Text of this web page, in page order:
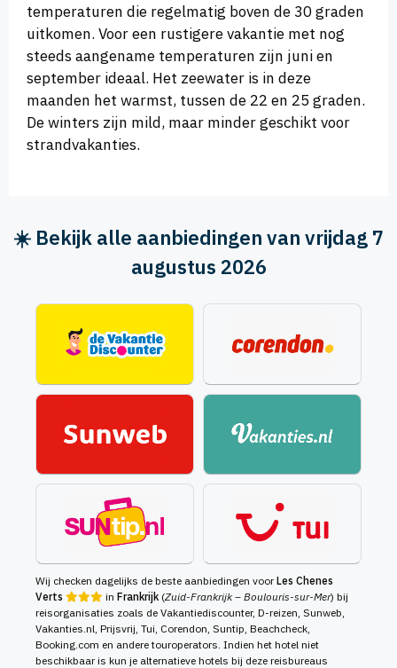
temperaturen die regelmatig boven de 30 graden
uitkomen. Voor een rustigere vakantie met nog
steeds aangename temperaturen zijn juni en
september ideaal. Het zeewater is in deze
maanden het warmst, tussen de 22 en 25 graden.
De winters zijn mild, maar minder geschikt voor
strandvakanties.
☀️ Bekijk alle aanbiedingen van vrijdag 7
augustus 2026
Wij checken dagelijks de beste aanbiedingen voorLes Chenes
Verts
in Frankrijk (Zuid-Frankrijk – Boulouris-sur-Mer) bij
reisorganisaties zoals de Vakantiediscounter, D-reizen, Sunweb,
Vakanties.nl, Prijsvrij, Tui, Corendon, Suntip, Beachcheck,
Booking.com en andere touroperators. Indien het hotel niet
beschikbaar is kun je alternatieve hotels bij deze reisbureaus